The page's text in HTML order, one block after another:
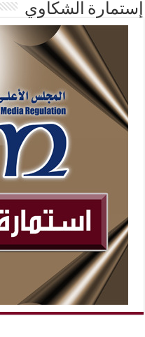
إستمارة الشكاوي